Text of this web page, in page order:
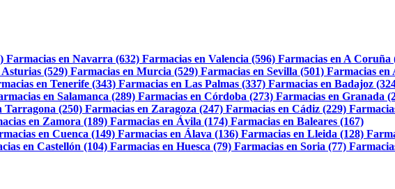
Farmacias en Navarra (632) Farmacias en Valencia (596) Farmacias en A Coruña
(529) Farmacias en Murcia (529) Farmacias en Sevilla (501) Farmacias en
en Tenerife (343) Farmacias en Las Palmas (337) Farmacias en Badajoz
en Salamanca (289) Farmacias en Córdoba (273) Farmacias en Granada
Tarragona (250) Farmacias en Zaragoza (247) Farmacias en Cádiz (229)
en Zamora (189) Farmacias en Ávila (174) Farmacias en Baleares (167)
en Cuenca (149) Farmacias en Álava (136) Farmacias en Lleida (128)
en Castellón (104) Farmacias en Huesca (79) Farmacias en Soria (77)